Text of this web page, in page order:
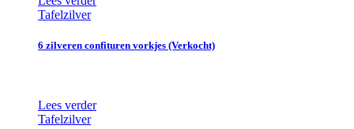
Tafelzilver
6 zilveren confituren vorkjes (Verkocht)
Lees verder
Tafelzilver